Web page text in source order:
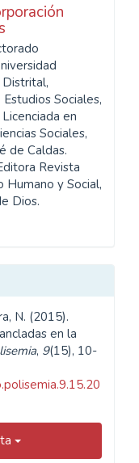
Distrital,
Sociales,
en
Sociales,
de Caldas.
Revista
Humano y Social,
Dios.
N. (2015).
en la
, 9(15), 10-